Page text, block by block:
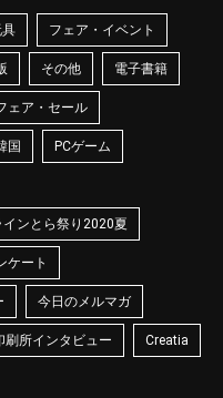
フェア・イベント
その他 電子書籍
ェア・セール
国 PCゲーム
インとら祭り2020夏
ケート
今日のメルマガ
刷所インタビュー Creatia